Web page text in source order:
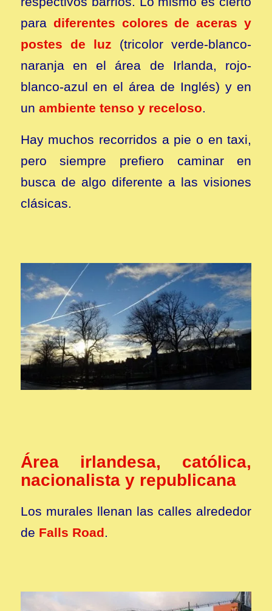
para diferentes colores de aceras y
postes de luz (tricolor verde-blanco-
naranja en el área de Irlanda, rojo-
blanco-azul en el área de Inglés) y en
un ambiente tenso y receloso.
Hay muchos recorridos a pie o en taxi,
pero siempre prefiero caminar en
busca de algo diferente a las visiones
clásicas.
Área irlandesa, católica,
nacionalista y republicana
Los murales llenan las calles alrededor
de Falls Road.